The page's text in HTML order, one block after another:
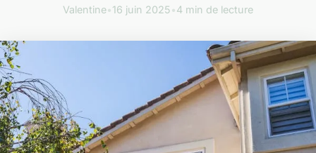
Valentine•16 juin 2025•4 min de lecture